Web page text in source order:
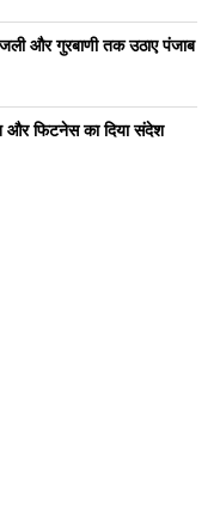
ओर देख रही है।
PUNJABPOLITICS
बड़ा action – अब तक
200 Psychologists
होंगे Appoint
Mann बोले – एक
की तरह पार्टियां
– CM Bhagwant
और गुरबाणी तक उठाए पंजाब
और फिटनेस का दिया संदेश